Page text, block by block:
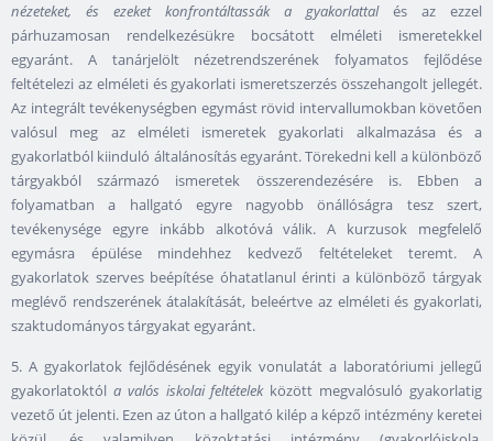
nézeteket, és ezeket konfrontáltassák a gyakorlattalés az ezzel
párhuzamosan rendelkezésükre bocsátott elméleti ismeretekkel
egyaránt. A tanárjelölt nézetrendszerének folyamatos fejlődése
feltételezi az elméleti és gyakorlati ismeretszerzés összehangolt jellegét.
Az integrált tevékenységben egymást rövid intervallumokban követően
valósul meg az elméleti ismeretek gyakorlati alkalmazása és a
gyakorlatból kiinduló általánosítás egyaránt. Törekedni kell a különböző
tárgyakból származó ismeretek összerendezésére is. Ebben a
folyamatban a hallgató egyre nagyobb önállóságra tesz szert,
tevékenysége egyre inkább alkotóvá válik. A kurzusok megfelelő
egymásra épülése mindehhez kedvező feltételeket teremt. A
gyakorlatok szerves beépítése óhatatlanul érinti a különböző tárgyak
meglévő rendszerének átalakítását, beleértve az elméleti és gyakorlati,
szaktudományos tárgyakat egyaránt.
5. A gyakorlatok fejlődésének egyik vonulatát a laboratóriumi jellegű
gyakorlatoktól a valós iskolai feltételekközött megvalósuló gyakorlatig
vezető út jelenti. Ezen az úton a hallgató kilép a képző intézmény keretei